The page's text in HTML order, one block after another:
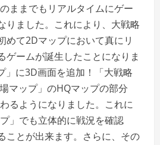
ままでもリアルタイムにゲー
りました。これにより、大戦略
めて2Dマップにおいて真にリ
ゲームが誕生したことになりま
」に3D画面を追加！「大戦略
マップ」のHQマップの部分
るようになりました。これに
」でも立体的に戦況を確認
ことが出来ます。さらに、その